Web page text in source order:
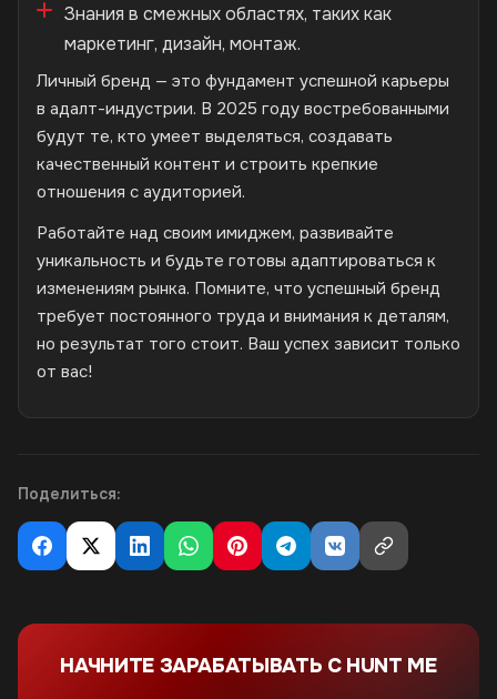
Знания в смежных областях, таких как
маркетинг, дизайн, монтаж.
Личный бренд — это фундамент успешной карьеры
в адалт-индустрии. В 2025 году востребованными
будут те, кто умеет выделяться, создавать
качественный контент и строить крепкие
отношения с аудиторией.
Работайте над своим имиджем, развивайте
уникальность и будьте готовы адаптироваться к
изменениям рынка. Помните, что успешный бренд
требует постоянного труда и внимания к деталям,
но результат того стоит. Ваш успех зависит только
от вас!
Поделиться:
НАЧНИТЕ ЗАРАБАТЫВАТЬ С HUNT ME